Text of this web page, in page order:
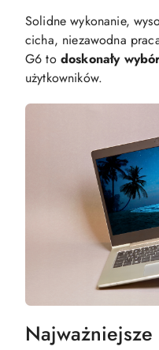
Solidne wykonanie,
cicha, niezawodna
G6 to doskonały
użytkowników.
Najważniejsze